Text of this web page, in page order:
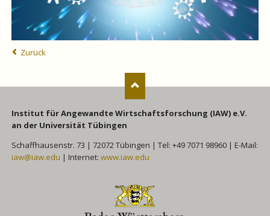
Zurück
Institut für Angewandte Wirtschaftsforschung (IAW) e.V.
an der Universität Tübingen
Schaffhausenstr. 73 | 72072 Tübingen | Tel: +49 7071 98960 | E-Mail:
iaw@iaw.edu | Internet: www.iaw.edu